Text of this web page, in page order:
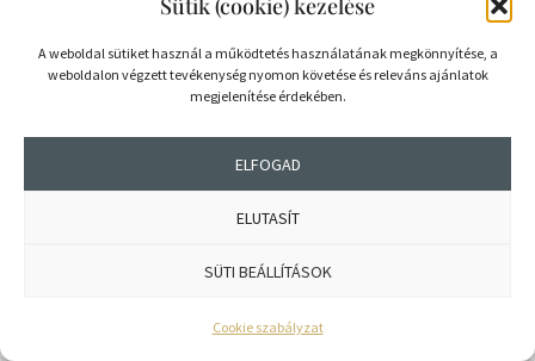
Sütik (cookie) kezelése
A weboldal sütiket használ a működtetés használatának megkönnyítése, a
weboldalon végzett tevékenység nyomon követése és releváns ajánlatok
megjelenítése érdekében.
ELFOGAD
ELUTASÍT
SÜTI BEÁLLÍTÁSOK
Cookie szabályzat
2025-2029